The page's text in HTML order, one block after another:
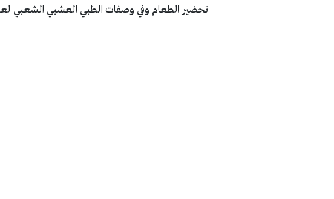
تحضير الطعام وفي وصفات الطبي العشبي الشعبي